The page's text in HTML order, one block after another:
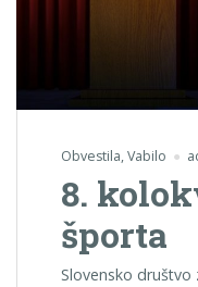
Obvestila,Vabilo
8.
športa
Slovensko